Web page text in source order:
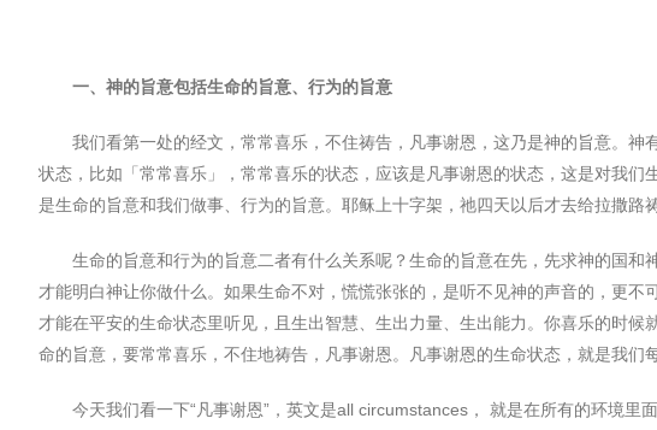
一、神的旨意包括生命的旨意、行为的旨意
我们看第一处的经文，常常喜乐，不住祷告，凡事谢恩，这乃是神的旨意。
状态，比如「常常喜乐」，常常喜乐的状态，应该是凡事谢恩的状态，这是对我
是生命的旨意和我们做事、行为的旨意。耶稣上十字架，祂四天以后才去给拉撒
生命的旨意和行为的旨意二者有什么关系呢？生命的旨意在先，先求神的国
才能明白神让你做什么。如果生命不对，慌慌张张的，是听不⻅神的声音的，更
才能在平安的生命状态里听⻅，且生出智慧、生出力量、生出能力。你喜乐的时
命的旨意，要常常喜乐，不住地祷告，凡事谢恩。凡事谢恩的生命状态，就是我
今天我们看一下“ 凡事谢恩” ，英文是all circumstances， 就是在所有的环境里